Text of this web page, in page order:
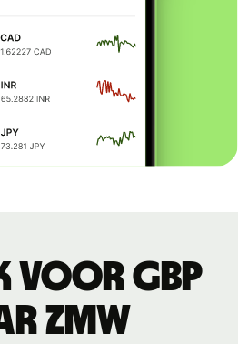
voor GBP
ZMW